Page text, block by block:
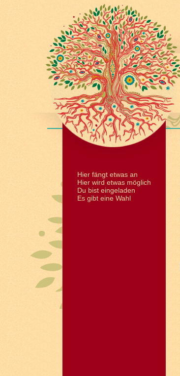
Hier fängt etwas an
Hier wird etwas möglich
Du bist eingeladen
Es gibt eine Wahl